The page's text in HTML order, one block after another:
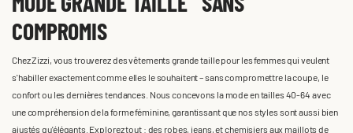
COMPROMIS
Chez Zizzi, vous trouverez des vêtements grande taille pour les femmes qui veulent
s'habiller exactement comme elles le souhaitent – sans compromettre la coupe, le
confort ou les dernières tendances. Nous concevons la mode en tailles 40-64 avec
une compréhension de la forme féminine, garantissant que nos styles sont aussi bien
ajustés qu'élégants. Explorez tout : des robes, jeans, et chemisiers aux maillots de